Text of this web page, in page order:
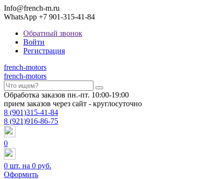
Info@french-m.ru
WhatsApp +7 901-315-41-84
Обратный звонок
Войти
Регистрация
french-motors
french-motors
Обработка заказов пн.-пт. 10:00-19:00
прием заказов через сайт - круглосуточно
8 (901)315-41-84
8 (921)916-86-75
0
0 шт. на 0 руб.
Оформить